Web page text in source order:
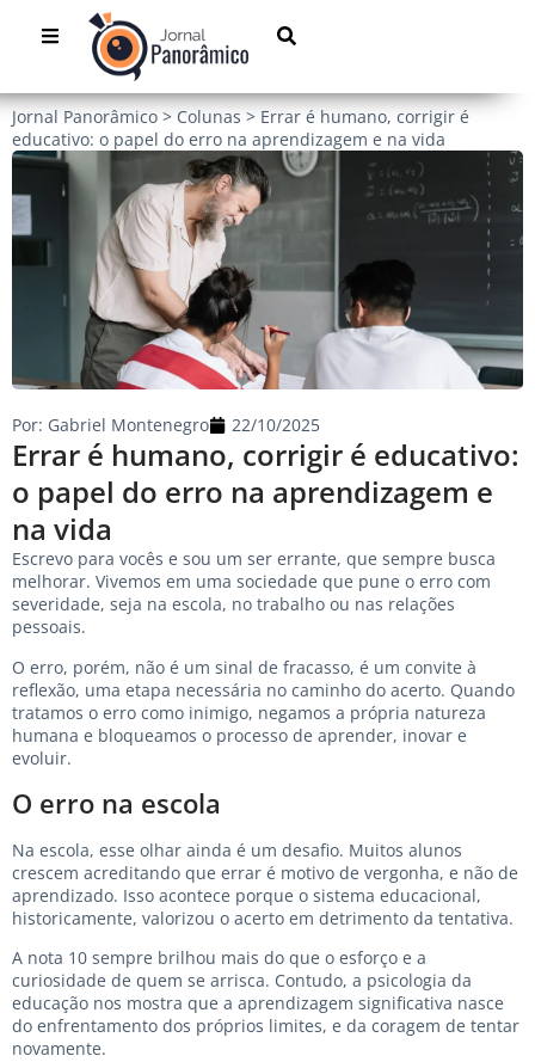
Jornal Panorâmico > Colunas > Errar é humano, corrigir é
educativo: o papel do erro na aprendizagem e na vida
Errar é humano, corrigir é educativo:
o papel do erro na aprendizagem e
na vida
Por: Gabriel Montenegro 22/10/2025
Escrevo para vocês e sou um ser errante, que sempre busca
melhorar. Vivemos em uma sociedade que pune o erro com
severidade, seja na escola, no trabalho ou nas relações
pessoais.
O erro, porém, não é um sinal de fracasso, é um convite à
reflexão, uma etapa necessária no caminho do acerto. Quando
tratamos o erro como inimigo, negamos a própria natureza
humana e bloqueamos o processo de aprender, inovar e
evoluir.
O erro na escola
Na escola, esse olhar ainda é um desafio. Muitos alunos
crescem acreditando que errar é motivo de vergonha, e não de
aprendizado. Isso acontece porque o sistema educacional,
historicamente, valorizou o acerto em detrimento da tentativa.
A nota 10 sempre brilhou mais do que o esforço e a
curiosidade de quem se arrisca. Contudo, a psicologia da
educação nos mostra que a aprendizagem significativa nasce
do enfrentamento dos próprios limites, e da coragem de tentar
novamente.